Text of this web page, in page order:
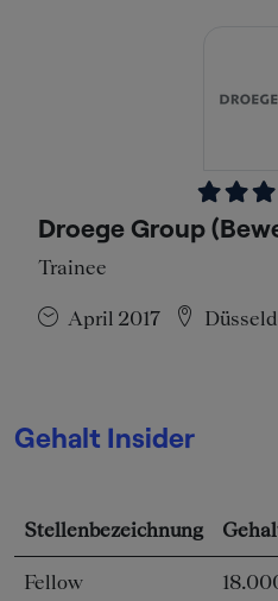
Droege Group
Trainee
April 2017
Gehalt Insider
Stellenbezeichnung
Fellow